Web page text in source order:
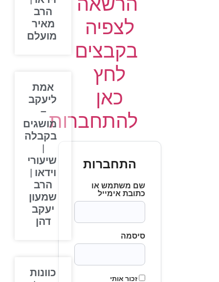
לצפיה
בקבצים
לחץ
כאן
להתחברות
התחברות
שם משתמש או
כתובת אימייל
סיסמה
זכור אותי
הרב
מאיר
מועלם
אמת
ליעקב
מושגים
בקבלה
שיעורי
וידאו |
הרב
שמעון
יעקב
דהן
כוונות